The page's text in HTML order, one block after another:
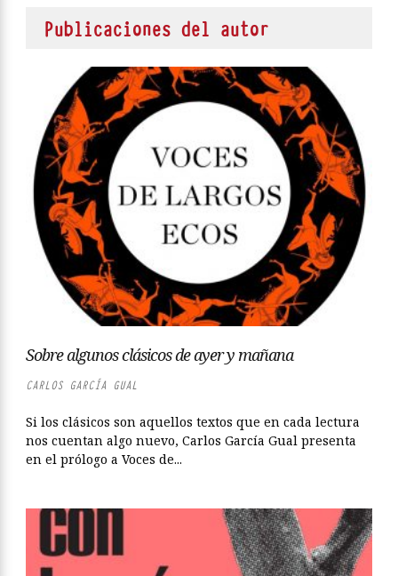
Publicaciones del autor
Sobre algunos clásicos de ayer y mañana
CARLOS GARCÍA GUAL
Si los clásicos son aquellos textos que en cada lectura
nos cuentan algo nuevo, Carlos García Gual presenta
en el prólogo a Voces de...